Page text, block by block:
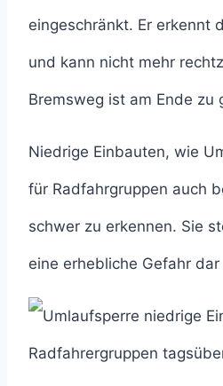
eingeschränkt. Er erkennt
und kann nicht mehr
Bremsweg ist am Ende zu
Niedrige Einbauten, wie
für Radfahrgruppen auch
schwer zu erkennen. Sie
eine erhebliche Gefahr dar